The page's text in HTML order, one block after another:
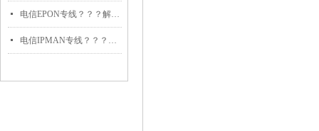
넷 电信EPON专线？？？解决方案//世耕通信电信办公专网
넷 电信IPMAN专线？？？解决方案//世耕通信全球办公专网